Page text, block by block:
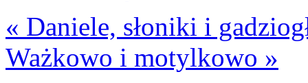
« Daniele, słoniki i
Ważkowo i motylkowo »